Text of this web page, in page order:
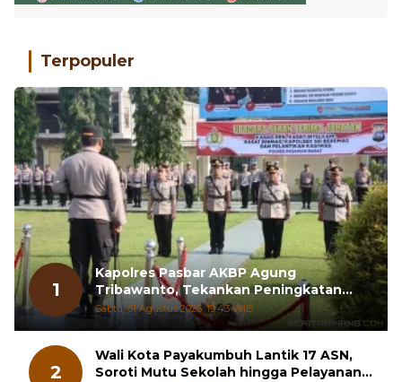
Terpopuler
1
Kapolres Pasbar AKBP Agung
Tribawanto, Tekankan Peningkatan
Masyarakat